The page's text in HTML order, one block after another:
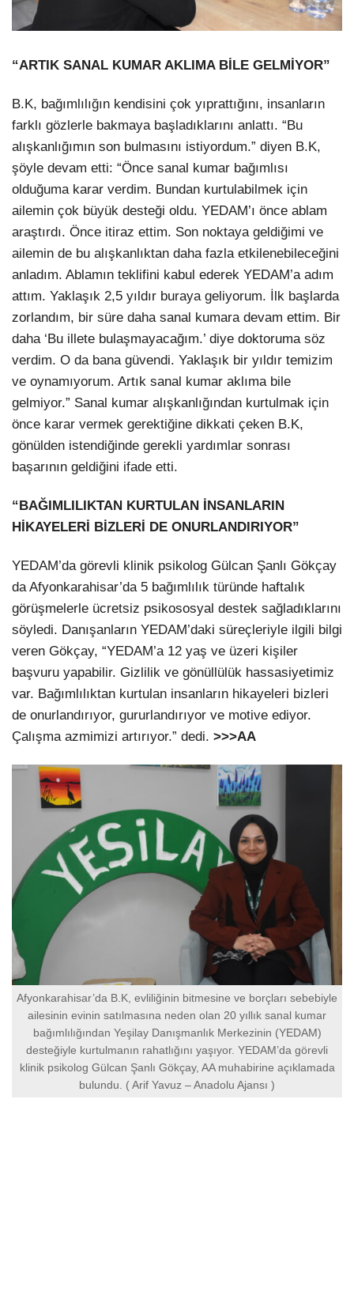
“ARTIK SANAL KUMAR AKLIMA BİLE GELMİYOR”
B.K, bağımlılığın kendisini çok yıprattığını, insanların
farklı gözlerle bakmaya başladıklarını anlattı. “Bu
alışkanlığımın son bulmasını istiyordum.” diyen B.K,
şöyle devam etti: “Önce sanal kumar bağımlısı
olduğuma karar verdim. Bundan kurtulabilmek için
ailemin çok büyük desteği oldu. YEDAM’ı önce ablam
araştırdı. Önce itiraz ettim. Son noktaya geldiğimi ve
ailemin de bu alışkanlıktan daha fazla etkilenebileceğini
anladım. Ablamın teklifini kabul ederek YEDAM’a adım
attım. Yaklaşık 2,5 yıldır buraya geliyorum. İlk başlarda
zorlandım, bir süre daha sanal kumara devam ettim. Bir
daha ‘Bu illete bulaşmayacağım.’ diye doktoruma söz
verdim. O da bana güvendi. Yaklaşık bir yıldır temizim
ve oynamıyorum. Artık sanal kumar aklıma bile
gelmiyor.” Sanal kumar alışkanlığından kurtulmak için
önce karar vermek gerektiğine dikkati çeken B.K,
gönülden istendiğinde gerekli yardımlar sonrası
başarının geldiğini ifade etti.
“BAĞIMLILIKTAN KURTULAN İNSANLARIN
HİKAYELERİ BİZLERİ DE ONURLANDIRIYOR”
YEDAM’da görevli klinik psikolog Gülcan Şanlı Gökçay
da Afyonkarahisar’da 5 bağımlılık türünde haftalık
görüşmelerle ücretsiz psikososyal destek sağladıklarını
söyledi. Danışanların YEDAM’daki süreçleriyle ilgili bilgi
veren Gökçay, “YEDAM’a 12 yaş ve üzeri kişiler
başvuru yapabilir. Gizlilik ve gönüllülük hassasiyetimiz
var. Bağımlılıktan kurtulan insanların hikayeleri bizleri
de onurlandırıyor, gururlandırıyor ve motive ediyor.
Çalışma azmimizi artırıyor.” dedi. >>>AA
Afyonkarahisar’da B.K, evliliğinin bitmesine ve borçları sebebiyle
ailesinin evinin satılmasına neden olan 20 yıllık sanal kumar
bağımlılığından Yeşilay Danışmanlık Merkezinin (YEDAM)
desteğiyle kurtulmanın rahatlığını yaşıyor. YEDAM’da görevli
klinik psikolog Gülcan Şanlı Gökçay, AA muhabirine açıklamada
bulundu. ( Arif Yavuz – Anadolu Ajansı )